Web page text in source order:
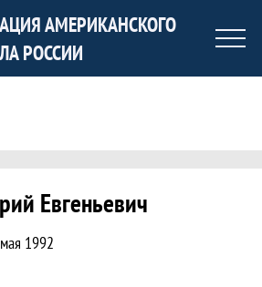
АМЕРИКАНСКОГО
РОССИИ
Евгеньевич
1992